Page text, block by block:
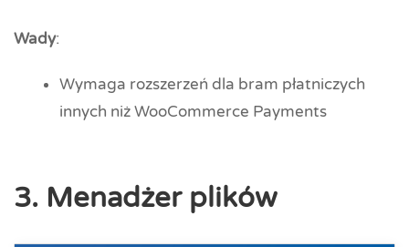
Wady:
Wymaga rozszerzeń dla bram płatniczych
innych niż WooCommerce Payments
3. Menadżer plików